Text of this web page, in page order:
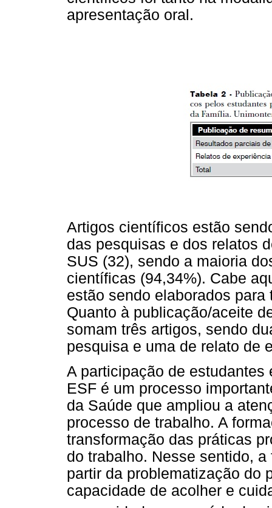
apresentação oral.
Artigos científicos estão
das pesquisas e dos relatos
SUS (32), sendo a maioria
científicas (94,34%). Cabe
estão sendo elaborados
Quanto à publicação/aceite
somam três artigos, sendo
pesquisa e uma de relato de
A participação de
ESF é um processo
da Saúde que ampliou a
processo de trabalho. A
transformação das práticas
do trabalho. Nesse sentido,
partir da problematização do
capacidade de acolher e